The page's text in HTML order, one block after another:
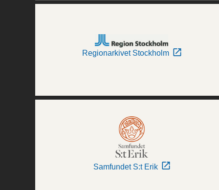
Regionarkivet Stockholm
Samfundet S:t Erik